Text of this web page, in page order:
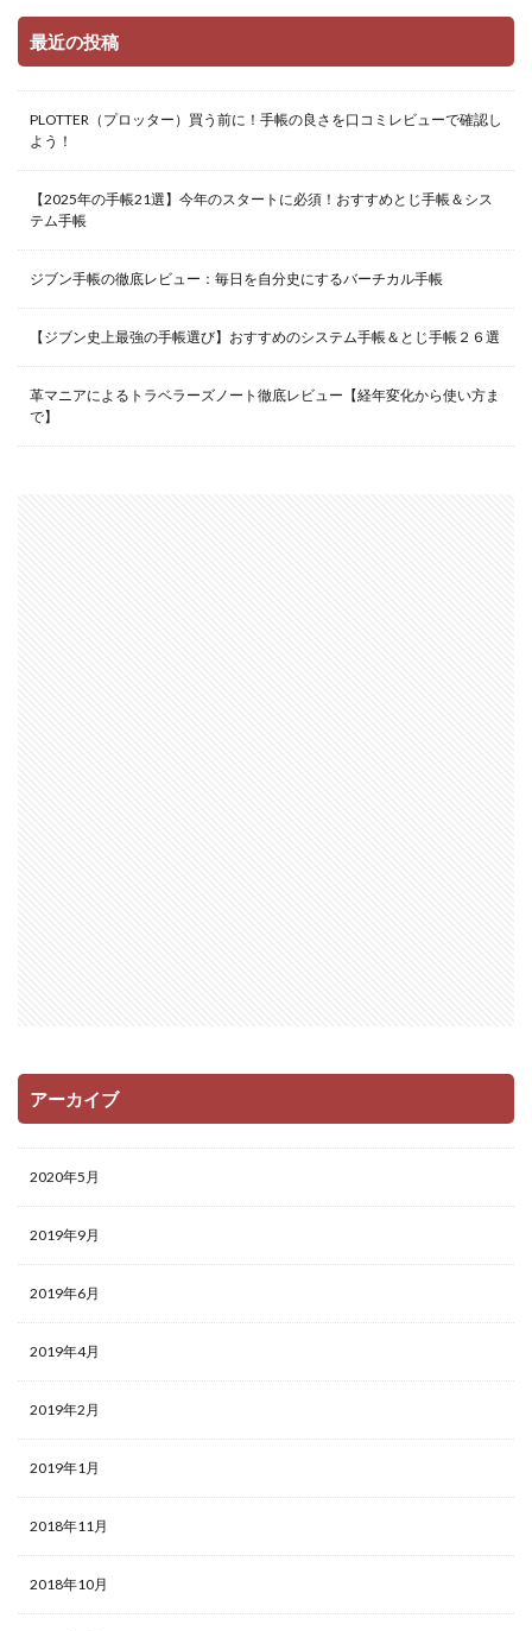
最近の投稿
PLOTTER（プロッター）買う前に！手帳の良さを口コミレビューで確認し
よう！
【2025年の手帳21選】今年のスタートに必須！おすすめとじ手帳＆シス
テム手帳
ジブン手帳の徹底レビュー：毎日を自分史にするバーチカル手帳
【ジブン史上最強の手帳選び】おすすめのシステム手帳＆とじ手帳２６選
革マニアによるトラベラーズノート徹底レビュー【経年変化から使い方ま
で】
アーカイブ
2020年5月
2019年9月
2019年6月
2019年4月
2019年2月
2019年1月
2018年11月
2018年10月